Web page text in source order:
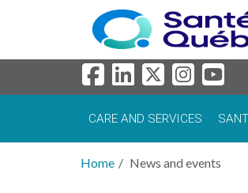
Skip to main content
CARE AND SERVICES
Home News and events